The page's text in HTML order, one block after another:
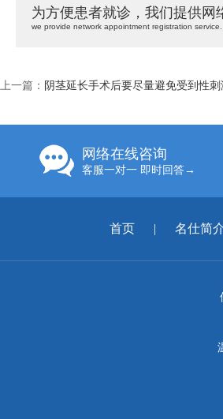
为方便患者就诊，我们提供网
we provide network appointment registration service.
上一篇： 阴茎延长手术后要尽量避免受到性
网络在线咨询
客服一对一 即时回答→
首页 | 名仕简